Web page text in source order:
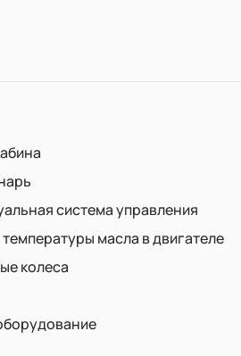
система управления
масла в двигателе
колеса